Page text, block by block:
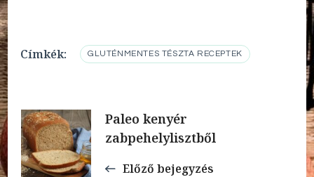
Címkék: GLUTÉNMENTES TÉSZTA RECEPTEK
Bejegyzések
navigációja
Paleo kenyér
zabpehelylisztből
Előző bejegyzés